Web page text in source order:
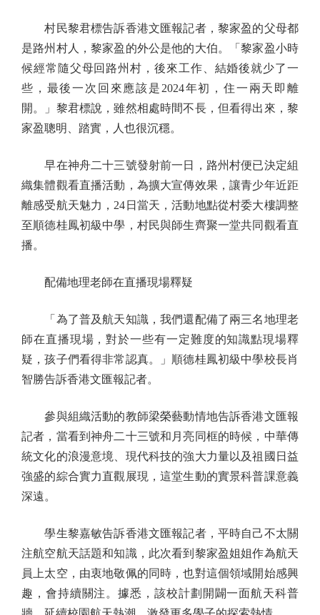
村民黎君標告訴香港文匯報記者，黎家盈的父母都
是路州村人，黎家盈的外公是他的大伯。「黎家盈小時
候經常隨父母回路州村，後來工作、結婚後就少了一
些，最後一次回來應該是2024年初，住一兩天即離
開。」黎君標說，雖然相處時間不長，但看得出來，黎
家盈聰明、踏實，人也很沉穩。
早在神舟二十三號發射前一日，路州村便已決定組
織集體觀看直播活動，為擴大宣傳效果，讓青少年近距
離感受航天魅力，24日當天，活動地點從村委大樓調整
至順德桂鳳初級中學，村民與師生齊聚一堂共同觀看直
播。
配備地理老師在直播現場釋疑
「為了普及航天知識，我們還配備了兩三名地理老
師在直播現場，對於一些有一定難度的知識點現場釋
疑，孩子們看得非常認真。」順德桂鳳初級中學校長肖
智勝告訴香港文匯報記者。
參與組織活動的教師梁榮藝動情地告訴香港文匯報
記者，當看到神舟二十三號和月亮同框的時候，中華傳
統文化的浪漫意境、現代科技的強大力量以及祖國日益
強盛的綜合實力直觀展現，這堂生動的實景科普課意義
深遠。
學生黎嘉敏告訴香港文匯報記者，平時自己不太關
注航空航天話題和知識，此次看到黎家盈姐姐作為航天
員上太空，由衷地敬佩的同時，也對這個領域開始感興
趣，會持續關注。據悉，該校計劃開闢一面航天科普